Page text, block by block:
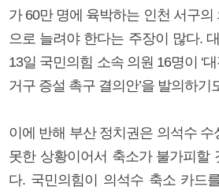
가 60만 명에 육박하는 인천 서구의
으로 늘려야 한다는 주장이 많다.
13일 국민의힘 소속 의원 16명이 ‘
거구 증설 촉구 결의안’을 발의하기
이에 반해 부산 정치권은 의석수 수
못한 상황이어서 축소가 불가피할
다. 국민의힘이 의석수 축소 카드